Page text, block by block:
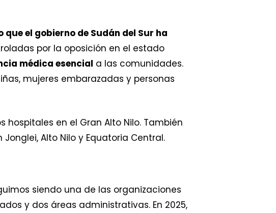
el gobierno de Sudán del Sur ha
por la oposición en el estado
médica esencial a las comunidades.
mujeres embarazadas y personas
hospitales en el Gran Alto Nilo. También
Alto Nilo y Equatoria Central.
siendo una de las organizaciones
y dos áreas administrativas. En 2025,